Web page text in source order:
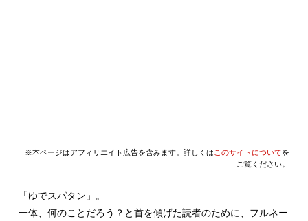
※本ページはアフィリエイト広告を含みます。詳しくは このサイトについてを
ご覧ください。
「ゆでスパタン」。
一体、何のことだろう？と首を傾げた読者のために、フルネー